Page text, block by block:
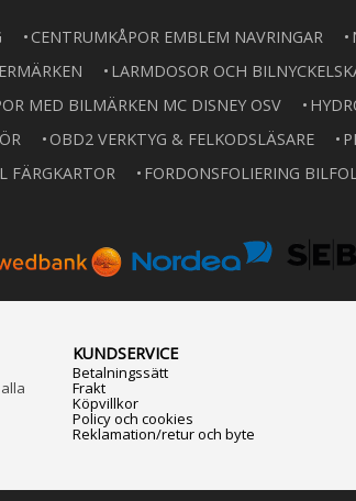
CENTRUMKÅPOR EMBLEM NAVRINGAR
LARMDOSOR OCH
MED BILMÄRKEN MC DISNEY OSV
OBD2 VERKTYG & FELKODSLÄSARE
FÄRGKARTOR FORDONSFOLIERING
KUNDSERVICE
Betalningssätt
Frakt
Köpvillkor
Policy och cookies
Reklamation/retur och byte